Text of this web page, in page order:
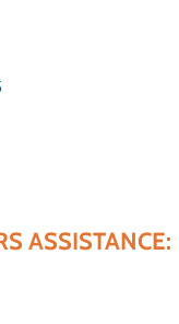
ASSISTANCE: